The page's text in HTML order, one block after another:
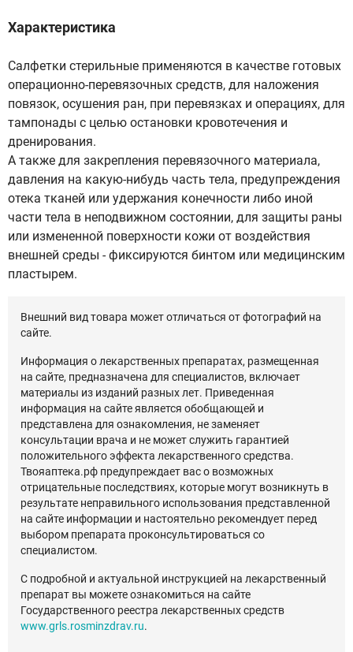
Характеристика
Салфетки стерильные применяются в качестве готовых
операционно-перевязочных средств, для наложения
повязок, осушения ран, при перевязках и операциях, для
тампонады с целью остановки кровотечения и
дренирования.
А также для закрепления перевязочного материала,
давления на какую-нибудь часть тела, предупреждения
отека тканей или удержания конечности либо иной
части тела в неподвижном состоянии, для защиты раны
или измененной поверхности кожи от воздействия
внешней среды - фиксируются бинтом или медицинским
пластырем.
Внешний вид товара может отличаться от фотографий на
сайте.
Информация о лекарственных препаратах, размещенная
на сайте, предназначена для специалистов, включает
материалы из изданий разных лет. Приведенная
информация на сайте является обобщающей и
представлена для ознакомления, не заменяет
консультации врача и не может служить гарантией
положительного эффекта лекарственного средства.
Твояаптека.рф предупреждает вас о возможных
отрицательные последствиях, которые могут возникнуть в
результате неправильного использования представленной
на сайте информации и настоятельно рекомендует перед
выбором препарата проконсультироваться со
специалистом.
С подробной и актуальной инструкцией на лекарственный
препарат вы можете ознакомиться на сайте
Государственного реестра лекарственных средств
www.grls.rosminzdrav.ru.